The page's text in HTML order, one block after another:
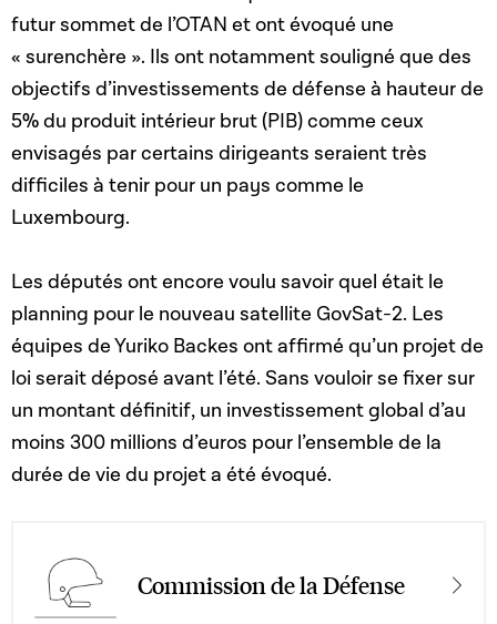
futur sommet de l’OTAN et ont évoqué une
« surenchère ». Ils ont notamment souligné que des
objectifs d’investissements de défense à hauteur de
5% du produit intérieur brut (PIB) comme ceux
envisagés par certains dirigeants seraient très
difficiles à tenir pour un pays comme le
Luxembourg.
Les députés ont encore voulu savoir quel était le
planning pour le nouveau satellite GovSat-2. Les
équipes de Yuriko Backes ont affirmé qu’un projet de
loi serait déposé avant l’été. Sans vouloir se fixer sur
un montant définitif, un investissement global d’au
moins 300 millions d’euros pour l’ensemble de la
durée de vie du projet a été évoqué.
Commission de la Défense